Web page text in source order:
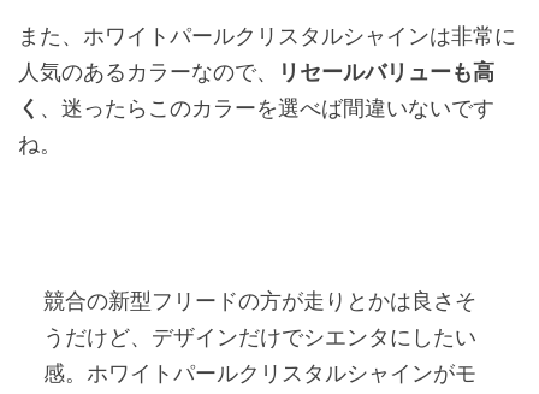
また、ホワイトパールクリスタルシャインは非常に
人気のあるカラーなので、
リセールバリューも高
く 、迷ったらこのカラーを選べば間違いないです
ね。
競合の新型フリードの方が走りとかは良さそ
うだけど、デザインだけでシエンタにしたい
感。ホワイトパールクリスタルシャインがモ